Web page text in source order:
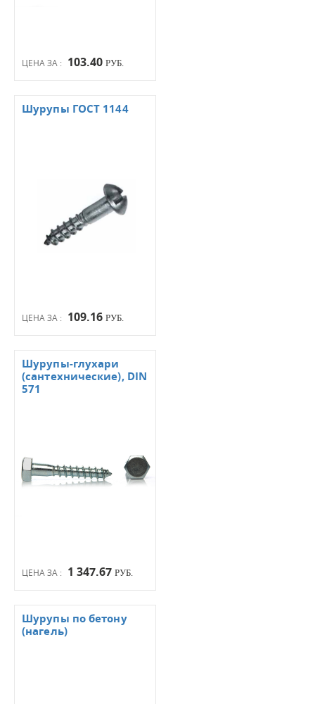
ЦЕНА ЗА : 103.40 РУБ.
ЦЕНА ЗА : 109.16 РУБ.
Шурупы ГОСТ 1144
ЦЕНА ЗА : 1 347.67 РУБ.
Шурупы-глухари
(сантехнические), DIN
571
Шурупы по бетону
(нагель)